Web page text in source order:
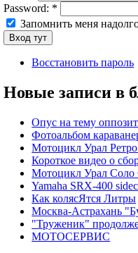
Password: *
Запомнить меня
Восстановить пароль
Новые записи в
Опус на тему
Фотоальбом
Мотоцикл Урал Ретро
Короткое видео о
Мотоцикл Урал Соло
Yamaha SRX-400
Как колясЯтся Литры
Москва-Астрахань
"Труженик"
МОТОСЕРВИС